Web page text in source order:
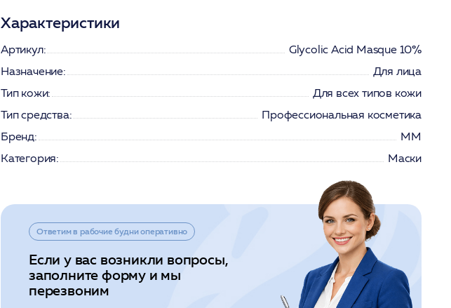
Характеристики
Артикул:
Glycolic Acid Masque 10%
Назначение:
Для лица
Тип кожи:
Для всех типов кожи
Тип средства:
Профессиональная косметика
Бренд:
ММ
Категория:
Маски
Ответим в рабочие будни оперативно
Если у вас возникли вопросы,
заполните форму и мы
перезвоним